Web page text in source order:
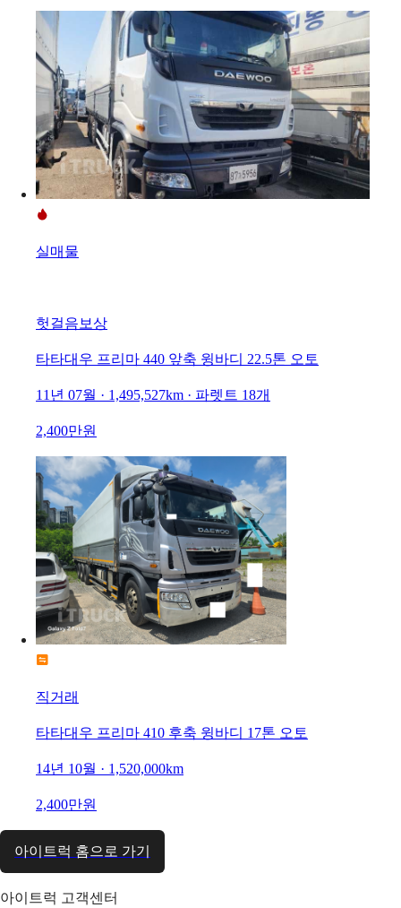
실매물
헛걸음보상
타타대우 프리마 440 앞축 윙바디 22.5톤 오토
11년 07월 · 1,495,527km · 파렛트 18개
2,400만원
직거래
타타대우 프리마 410 후축 윙바디 17톤 오토
14년 10월 · 1,520,000km
2,400만원
아이트럭 홈으로 가기
아이트럭 고객센터